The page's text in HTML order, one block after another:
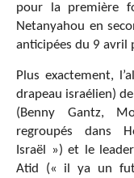
pour la première
Netanyahou en
anticipées du 9 avril
Plus exactement,
drapeau israélien)
(Benny Gantz,
regroupés dans
Israël »)et le
Atid (« il ya un